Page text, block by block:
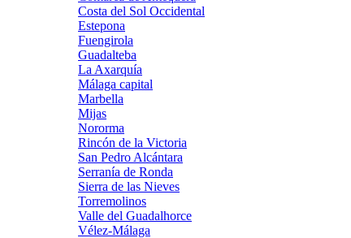
Costa del Sol Occidental
Estepona
Fuengirola
Guadalteba
La Axarquía
Málaga capital
Marbella
Mijas
Nororma
Rincón de la Victoria
San Pedro Alcántara
Serranía de Ronda
Sierra de las Nieves
Torremolinos
Valle del Guadalhorce
Vélez-Málaga